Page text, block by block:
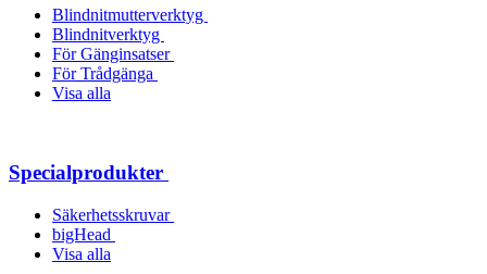
Blindnitmutterverktyg
Blindnitverktyg
För Gänginsatser
För Trådgänga
Visa alla
Specialprodukter
Säkerhetsskruvar
bigHead
Visa alla